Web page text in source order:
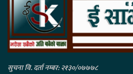
सुचना वि. दर्ता नम्बर: २१३०/०७७७८